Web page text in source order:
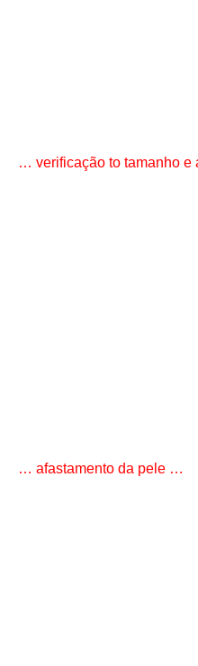
… verificação to tamanho
… afastamento da pele …